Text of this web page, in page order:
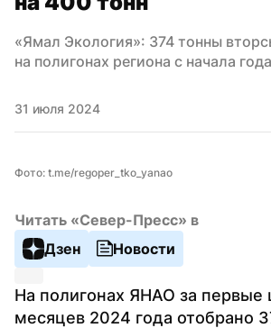
«Ямал Экология»: 374 тонны
на полигонах региона с начала года
31 июля 2024
Фото: t.me/regoper_tko_yanao
Читать «Север-Пресс» в
Дзен
Новости
На полигонах ЯНАО за первые
месяцев 2024 года отобрано